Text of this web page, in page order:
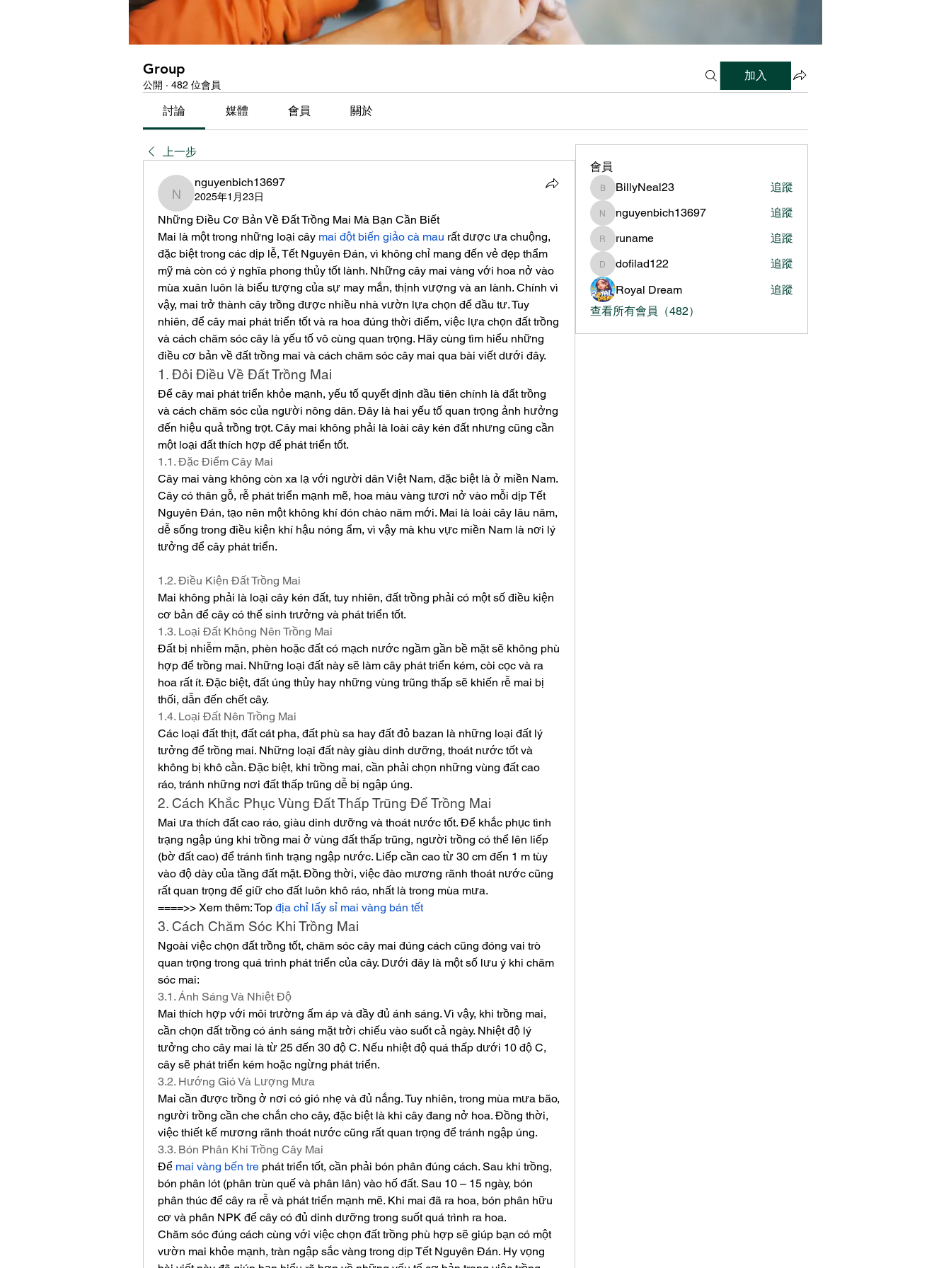
Group
公開 · 482 位會員
加入
討論 媒體 會員 關於
上一步
nguyenbich13697
nguyenbich13697
2025年1月23日
Những Điều Cơ Bản Về Đất Trồng Mai Mà Bạn Cần Biết
Mai là một trong những loại cây mai đột biến giảo cà mau rất được ưa chuộng,
đặc biệt trong các dịp lễ, Tết Nguyên Đán, vì không chỉ mang đến vẻ đẹp thẩm
mỹ mà còn có ý nghĩa phong thủy tốt lành. Những cây mai vàng với hoa nở vào
mùa xuân luôn là biểu tượng của sự may mắn, thịnh vượng và an lành. Chính vì
vậy, mai trở thành cây trồng được nhiều nhà vườn lựa chọn để đầu tư. Tuy
nhiên, để cây mai phát triển tốt và ra hoa đúng thời điểm, việc lựa chọn đất trồng
và cách chăm sóc cây là yếu tố vô cùng quan trọng. Hãy cùng tìm hiểu những
điều cơ bản về đất trồng mai và cách chăm sóc cây mai qua bài viết dưới đây.
1. Đôi Điều Về Đất Trồng Mai
Để cây mai phát triển khỏe mạnh, yếu tố quyết định đầu tiên chính là đất trồng
và cách chăm sóc của người nông dân. Đây là hai yếu tố quan trọng ảnh hưởng
đến hiệu quả trồng trọt. Cây mai không phải là loài cây kén đất nhưng cũng cần
một loại đất thích hợp để phát triển tốt.
1.1. Đặc Điểm Cây Mai
Cây mai vàng không còn xa lạ với người dân Việt Nam, đặc biệt là ở miền Nam.
Cây có thân gỗ, rễ phát triển mạnh mẽ, hoa màu vàng tươi nở vào mỗi dịp Tết
Nguyên Đán, tạo nên một không khí đón chào năm mới. Mai là loài cây lâu năm,
dễ sống trong điều kiện khí hậu nóng ẩm, vì vậy mà khu vực miền Nam là nơi lý
tưởng để cây phát triển.
1.2. Điều Kiện Đất Trồng Mai
Mai không phải là loại cây kén đất, tuy nhiên, đất trồng phải có một số điều kiện
cơ bản để cây có thể sinh trưởng và phát triển tốt.
1.3. Loại Đất Không Nên Trồng Mai
Đất bị nhiễm mặn, phèn hoặc đất có mạch nước ngầm gần bề mặt sẽ không phù
hợp để trồng mai. Những loại đất này sẽ làm cây phát triển kém, còi cọc và ra
hoa rất ít. Đặc biệt, đất úng thủy hay những vùng trũng thấp sẽ khiến rễ mai bị
thối, dẫn đến chết cây.
1.4. Loại Đất Nên Trồng Mai
Các loại đất thịt, đất cát pha, đất phù sa hay đất đỏ bazan là những loại đất lý
tưởng để trồng mai. Những loại đất này giàu dinh dưỡng, thoát nước tốt và
không bị khô cằn. Đặc biệt, khi trồng mai, cần phải chọn những vùng đất cao
ráo, tránh những nơi đất thấp trũng dễ bị ngập úng.
2. Cách Khắc Phục Vùng Đất Thấp Trũng Để Trồng Mai
Mai ưa thích đất cao ráo, giàu dinh dưỡng và thoát nước tốt. Để khắc phục tình
trạng ngập úng khi trồng mai ở vùng đất thấp trũng, người trồng có thể lên liếp
(bờ đất cao) để tránh tình trạng ngập nước. Liếp cần cao từ 30 cm đến 1 m tùy
vào độ dày của tầng đất mặt. Đồng thời, việc đào mương rãnh thoát nước cũng
rất quan trọng để giữ cho đất luôn khô ráo, nhất là trong mùa mưa.
====>> Xem thêm: Top địa chỉ lấy sỉ mai vàng bán tết
3. Cách Chăm Sóc Khi Trồng Mai
Ngoài việc chọn đất trồng tốt, chăm sóc cây mai đúng cách cũng đóng vai trò
quan trọng trong quá trình phát triển của cây. Dưới đây là một số lưu ý khi chăm
sóc mai:
3.1. Ánh Sáng Và Nhiệt Độ
Mai thích hợp với môi trường ấm áp và đầy đủ ánh sáng. Vì vậy, khi trồng mai,
cần chọn đất trồng có ánh sáng mặt trời chiếu vào suốt cả ngày. Nhiệt độ lý
tưởng cho cây mai là từ 25 đến 30 độ C. Nếu nhiệt độ quá thấp dưới 10 độ C,
cây sẽ phát triển kém hoặc ngừng phát triển.
3.2. Hướng Gió Và Lượng Mưa
Mai cần được trồng ở nơi có gió nhẹ và đủ nắng. Tuy nhiên, trong mùa mưa bão,
người trồng cần che chắn cho cây, đặc biệt là khi cây đang nở hoa. Đồng thời,
việc thiết kế mương rãnh thoát nước cũng rất quan trọng để tránh ngập úng.
3.3. Bón Phân Khi Trồng Cây Mai
Để mai vàng bến tre phát triển tốt, cần phải bón phân đúng cách. Sau khi trồng,
bón phân lót (phân trùn quế và phân lân) vào hố đất. Sau 10 – 15 ngày, bón
phân thúc để cây ra rễ và phát triển mạnh mẽ. Khi mai đã ra hoa, bón phân hữu
cơ và phân NPK để cây có đủ dinh dưỡng trong suốt quá trình ra hoa.
Chăm sóc đúng cách cùng với việc chọn đất trồng phù hợp sẽ giúp bạn có một
vườn mai khỏe mạnh, tràn ngập sắc vàng trong dịp Tết Nguyên Đán. Hy vọng
會員
BillyNeal23
BillyNeal23 追蹤
nguyenbich13697
nguyenbich13697 追蹤
runame
runame 追蹤
dofilad122
dofilad122
追蹤
Royal Dream
追蹤
查看所有會員（482）